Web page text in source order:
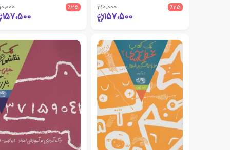
٪25 210،000
157،500
٪25
157،500